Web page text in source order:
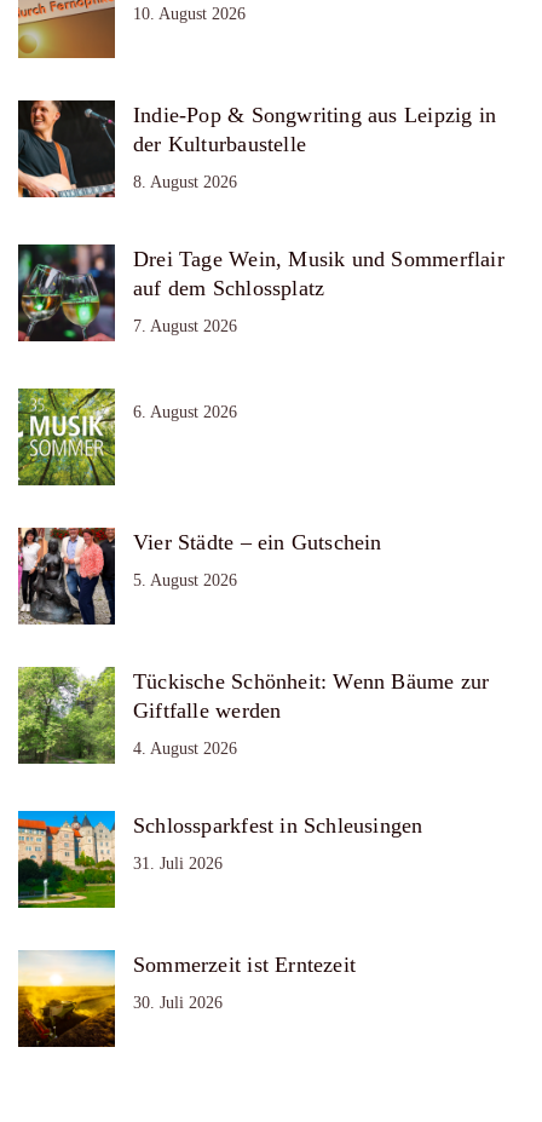
10. August 2026
Indie-Pop & Songwriting aus Leipzig in
der Kulturbaustelle
8. August 2026
Drei Tage Wein, Musik und Sommerflair
auf dem Schlossplatz
7. August 2026
6. August 2026
Vier Städte – ein Gutschein
5. August 2026
Tückische Schönheit: Wenn Bäume zur
Giftfalle werden
4. August 2026
Schlossparkfest in Schleusingen
31. Juli 2026
Sommerzeit ist Erntezeit
30. Juli 2026